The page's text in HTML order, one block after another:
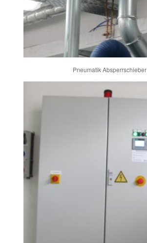
Pneumatik Absperrschieber